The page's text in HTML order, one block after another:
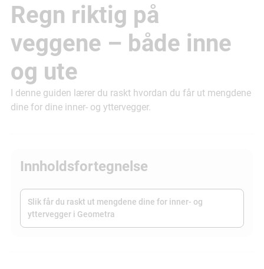
Regn riktig på
veggene – både inne
og ute
I denne guiden lærer du raskt hvordan du får ut mengdene
dine for dine inner- og yttervegger.
Innholdsfortegnelse
Slik får du raskt ut mengdene dine for inner- og
yttervegger i Geometra